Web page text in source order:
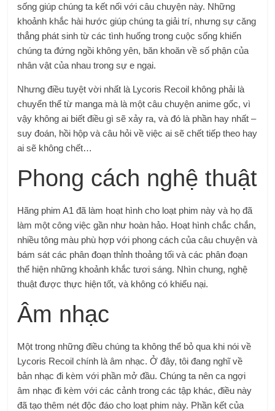
sống giúp chúng ta kết nối với câu chuyện này. Những
khoảnh khắc hài hước giúp chúng ta giải trí, nhưng sự căng
thẳng phát sinh từ các tình huống trong cuộc sống khiến
chúng ta đứng ngồi không yên, băn khoăn về số phận của
nhân vật của nhau trong sự e ngại.
Nhưng điều tuyệt vời nhất là Lycoris Recoil không phải là
chuyển thể từ manga mà là một câu chuyện anime gốc, vì
vậy không ai biết điều gì sẽ xảy ra, và đó là phần hay nhất –
suy đoán, hồi hộp và câu hỏi về việc ai sẽ chết tiếp theo hay
ai sẽ không chết…
Phong cách nghệ thuật
Hãng phim A1 đã làm hoạt hình cho loạt phim này và họ đã
làm một công việc gần như hoàn hảo. Hoạt hình chắc chắn,
nhiều tông màu phù hợp với phong cách của câu chuyện và
bám sát các phân đoạn thỉnh thoảng tối và các phân đoạn
thể hiện những khoảnh khắc tươi sáng. Nhìn chung, nghệ
thuật được thực hiện tốt, và không có khiếu nại.
Âm nhạc
Một trong những điều chúng ta không thể bỏ qua khi nói về
Lycoris Recoil chính là âm nhạc. Ở đây, tôi đang nghĩ về
bản nhạc đi kèm với phần mở đầu. Chúng ta nên ca ngợi
âm nhạc đi kèm với các cảnh trong các tập khác, điều này
đã tạo thêm nét độc đáo cho loạt phim này. Phần kết của